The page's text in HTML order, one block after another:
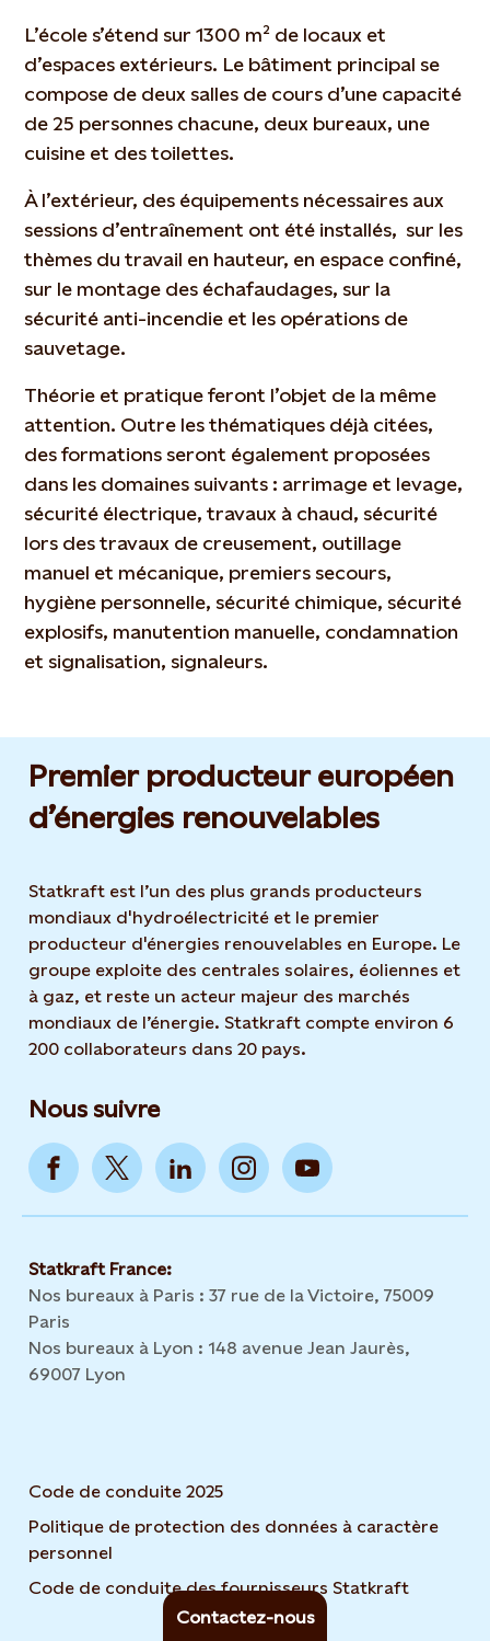
L’école s’étend sur 1300 m² de locaux et
d’espaces extérieurs. Le bâtiment principal se
compose de deux salles de cours d’une capacité
de 25 personnes chacune, deux bureaux, une
cuisine et des toilettes.
À l’extérieur, des équipements nécessaires aux
sessions d’entraînement ont été installés, sur les
thèmes du travail en hauteur, en espace confiné,
sur le montage des échafaudages, sur la
sécurité anti-incendie et les opérations de
sauvetage.
Théorie et pratique feront l’objet de la même
attention. Outre les thématiques déjà citées,
des formations seront également proposées
dans les domaines suivants : arrimage et levage,
sécurité électrique, travaux à chaud, sécurité
lors des travaux de creusement, outillage
manuel et mécanique, premiers secours,
hygiène personnelle, sécurité chimique, sécurité
explosifs, manutention manuelle, condamnation
et signalisation, signaleurs.
Contactez-nous
Premier producteur européen
d’énergies renouvelables
Statkraft est l’un des plus grands producteurs
mondiaux d'hydroélectricité et le premier
producteur d'énergies renouvelables en Europe. Le
groupe exploite des centrales solaires, éoliennes et
à gaz, et reste un acteur majeur des marchés
mondiaux de l’énergie. Statkraft compte environ 6
200 collaborateurs dans 20 pays.
Nous suivre
Statkraft France:
Nos bureaux à Paris : 37 rue de la Victoire, 75009
Paris
Nos bureaux à Lyon : 148 avenue Jean Jaurès,
69007 Lyon
Code de conduite 2025
Politique de protection des données à caractère
personnel
Code de conduite des fournisseurs Statkraft